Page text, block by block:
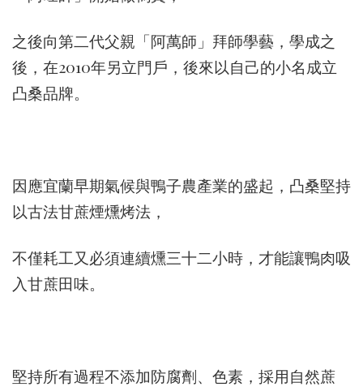
之後向第二代父親「阿萬師」拜師學藝，學成之
後，在2010年另立門戶，後來以自己的小名成立
凸桑品牌。
因應宜蘭早期氣候與鴨子農產業的盛起，凸桑堅持
以古法甘蔗煙燻烤法，
不僅耗工又必須連續燻三十二小時，才能讓鴨肉吸
入甘蔗田味。
堅持所有過程不添加防腐劑、色素，採用自然蔗